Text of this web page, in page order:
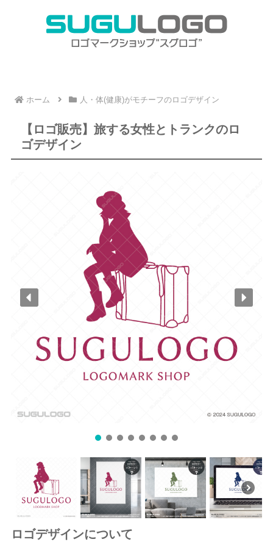
ホーム 人・体(健康)がモチーフのロゴデザイン
【ロゴ販売】旅する女性とトランクのロ
ゴデザイン
ロゴデザインについて